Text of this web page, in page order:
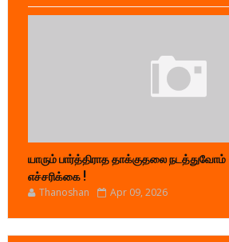
யாரும் பார்த்திராத தாக்குதலை
எச்சரிக்கை !
Thanoshan Apr 09, 2026